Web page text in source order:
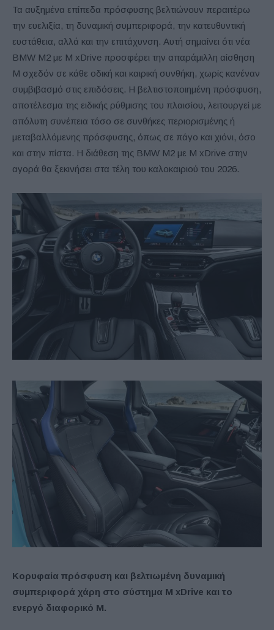
Τα αυξημένα επίπεδα πρόσφυσης βελτιώνουν περαιτέρω
την ευελιξία, τη δυναμική συμπεριφορά, την κατευθυντική
ευστάθεια, αλλά και την επιτάχυνση. Αυτή σημαίνει ότι νέα
BMW M2 με M xDrive προσφέρει την απαράμιλλη αίσθηση
M σχεδόν σε κάθε οδική και καιρική συνθήκη, χωρίς κανέναν
συμβιβασμό στις επιδόσεις. Η βελτιστοποιημένη πρόσφυση,
αποτέλεσμα της ειδικής ρύθμισης του πλαισίου, λειτουργεί με
απόλυτη συνέπεια τόσο σε συνθήκες περιορισμένης ή
μεταβαλλόμενης πρόσφυσης, όπως σε πάγο και χιόνι, όσο
και στην πίστα. Η διάθεση της BMW M2 με M xDrive στην
αγορά θα ξεκινήσει στα τέλη του καλοκαιριού του 2026.
Κορυφαία πρόσφυση και βελτιωμένη δυναμική
συμπεριφορά χάρη στο σύστημα M xDrive και το
ενεργό διαφορικό M.